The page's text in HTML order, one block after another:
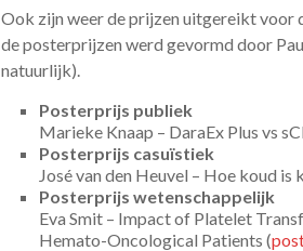
Ook zijn weer de prijzen uitgereikt voor
de posterprijzen werd gevormd door
natuurlijk).
Posterprijs publiek
Marieke Knaap – DaraEx Plus vs
Posterprijs casuïstiek
José van den Heuvel – Hoe koud is
Posterprijs wetenschappelijk
Eva Smit – Impact of Platelet
Hemato-Oncological Patients (